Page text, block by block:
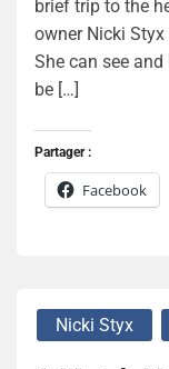
brief trip to the
owner Nicki
She can see
be […]
Partager :
Facebook
Nicki Styx